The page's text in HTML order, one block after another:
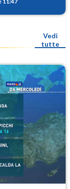
Vedi
tutte